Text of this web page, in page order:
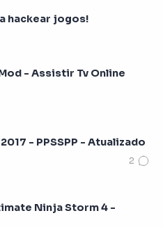
hackear jogos!
- Assistir Tv Online
- PPSSPP - Atualizado
Ninja Storm 4 -